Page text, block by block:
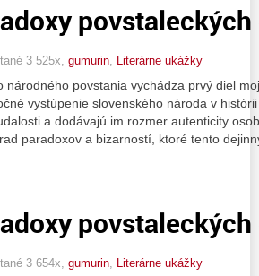
3 525x, gumurin, Literárne ukážky
národného povstania vychádza prvý diel
vystúpenie slovenského národa v
a dodávajú im rozmer autenticity
paradoxov a bizarností, ktoré tento
3 654x, gumurin, Literárne ukážky